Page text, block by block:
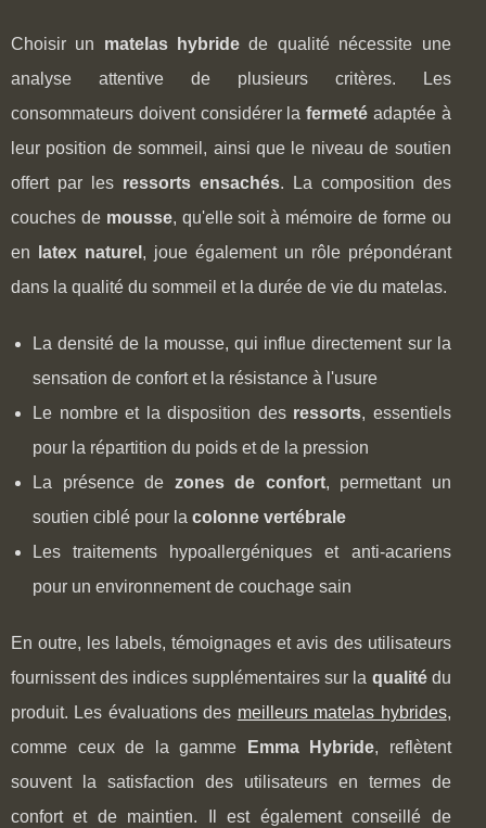
Choisir un matelas hybride de qualité nécessite une
analyse attentive de plusieurs critères. Les
consommateurs doivent considérer lafermeté adaptée à
leur position de sommeil, ainsi que le niveau de soutien
offert par les ressorts ensachés. La composition des
couches de mousse, qu'elle soit à mémoire de forme ou
en
latex naturel , joue également un rôle prépondérant
dans la qualité du sommeil et la durée de vie du matelas.
La densité de la mousse, qui influe directement sur la
sensation de confort et la résistance à l'usure
Le nombre et la disposition des ressorts, essentiels
pour la répartition du poids et de la pression
La présence de zones de confort, permettant un
soutien ciblé pour la colonne vertébrale
Les traitements hypoallergéniques et anti-acariens
pour un environnement de couchage sain
En outre, les labels, témoignages et avis des utilisateurs
fournissent des indices supplémentaires sur la qualitédu
produit. Les évaluations des meilleurs matelas hybrides,
comme ceux de la gamme
Emma Hybride, reflètent
souvent la satisfaction des utilisateurs en termes de
confort et de maintien. Il est également conseillé de